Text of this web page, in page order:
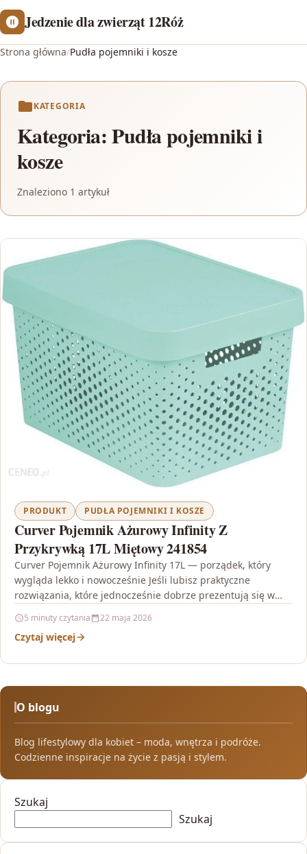
Jedzenie dla zwierząt 12Róż
Strona główna/Pudła pojemniki i kosze
KATEGORIA
Kategoria:Pudła pojemniki i
kosze
Znaleziono 1 artykuł
PRODUKT PUDŁA POJEMNIKI I KOSZE
Curver Pojemnik Ażurowy Infinity Z
Przykrywką 17L Miętowy 241854
Curver Pojemnik Ażurowy Infinity 17L — porządek, który
wygląda lekko i nowocześnie Jeśli lubisz praktyczne
rozwiązania, które jednocześnie dobrze prezentują się w
5 minuty czytania 22 maja 2026
Czytaj więcej
O blogu
Blog lifestylowy dla kobiet – moda, wnętrza i podróże.
Codzienne inspiracje na życie z pasją i stylem.
Szukaj
Szukaj